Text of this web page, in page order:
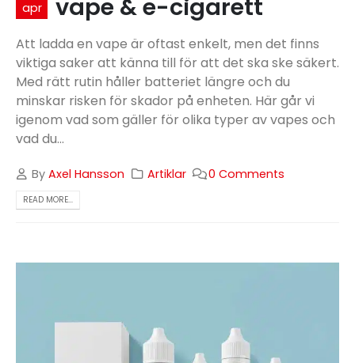
apr
vape & e-cigarett
Att ladda en vape är oftast enkelt, men det finns
viktiga saker att känna till för att det ska ske säkert.
Med rätt rutin håller batteriet längre och du
minskar risken för skador på enheten. Här går vi
igenom vad som gäller för olika typer av vapes och
vad du...
ByAxel Hansson Artiklar 0 Comments
READ MORE...